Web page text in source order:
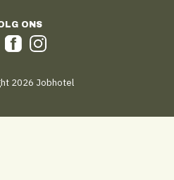
ONS
2026 Jobhotel